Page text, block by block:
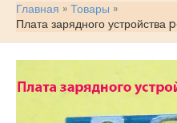
Главная
Товары
Плата зарядного устройства